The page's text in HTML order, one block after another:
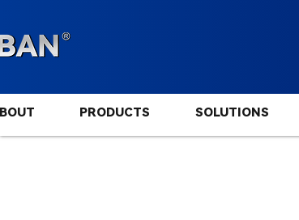
PRODUCTS SOLUTIONS